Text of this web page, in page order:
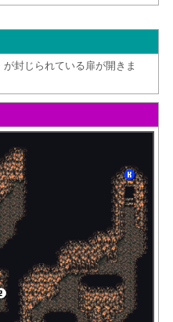
封じられている扉が開きま